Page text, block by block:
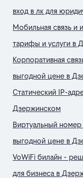
вход в лк для
Мобильная связь и
тарифы и услуги в
Корпоративная
выгодной цене в
Статический IP-
Дзержинском
Виртуальный
выгодной цене в
VoWiFi билайн -
для бизнеса в